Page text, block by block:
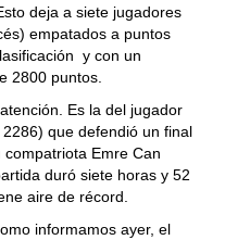
deja a siete jugadores
empatados a puntos
y con un
2800 puntos.
Es la del jugador
que defendió un final
Emre Can
duró siete horas y 52
aire de récord.
informamos ayer, el